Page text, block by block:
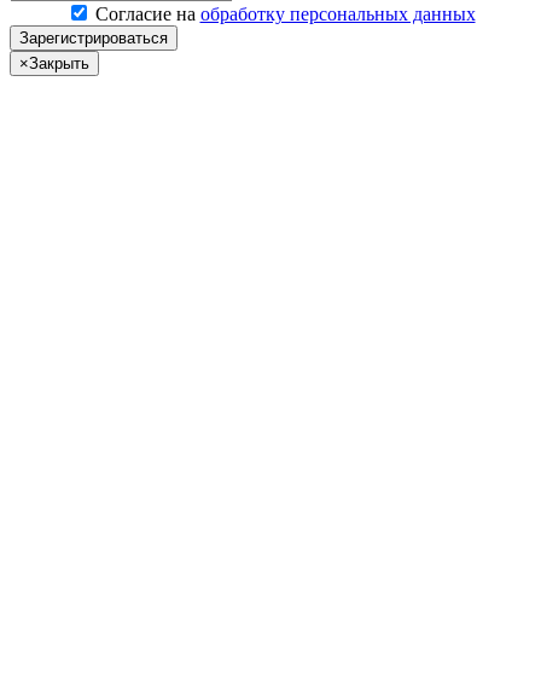
Согласие на обработку персональных данных
Зарегистрироваться
×Закрыть